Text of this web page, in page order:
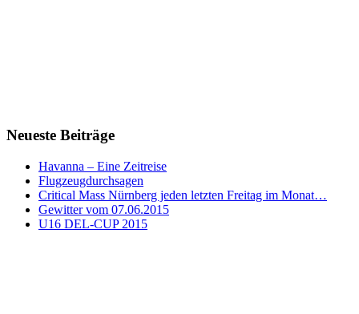
Neueste Beiträge
Havanna – Eine Zeitreise
Flugzeugdurchsagen
Critical Mass Nürnberg jeden letzten Freitag im Monat…
Gewitter vom 07.06.2015
U16 DEL-CUP 2015